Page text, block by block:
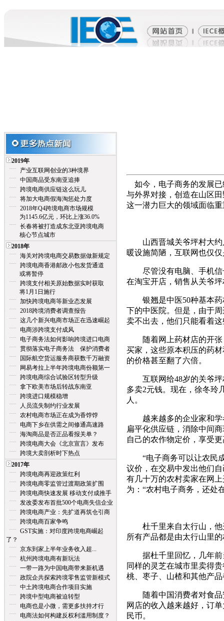
2019年
产业互联网创业的3种境界
中国商品受东南亚追捧
跨境电商供应链这么玩儿
将加大电商假海淘惩处力度
2018年Q4跨境电商市场规模
为1145.6亿元，环比上涨36.0%
长春将被打造成东北亚跨境电商
核心节点城市
2018年
海关对跨境电商交易数据做新规定
跨境电商香港邮政小包发货通道
或将暂停
跨境支付相关原始数据实时获取
将1月1日施行
加快跨境电商等新业态发展
2018跨境消费者调查报告
这几个新兴电商市场正在迅速崛起
电商涉跨境支付成风
电子商务法如何影响跨境进口电商
贯彻落实电子商务法 保护消费者
国际航空货运服务商获数千万融资
网易考拉上半年跨境电商份额第一
跨境电商综合试验区转型升级
拿下欧美市场后转战东南亚
跨境进口规模稳增
人员流失制约行业发展
农村电商市场正在成为香饽饽
电商下乡在供需之间修通高速路
海淘商品是否正品看报关单？
跨境电商大会《北京宣言》发布
跨境大卖剖析时下热点
2017年
跨境电商再迎政策红利
跨境电商零监管过渡期政策扩围
跨境电商快速发展 移动支付成推手
发改委发布首批500个电商失信企业
跨境电商产业：先扩道再筑仓引商
跨境电商百家争鸣
GST实施：对印度跨境电商崛起
了？
京东到家上半年业务收入超...
杭州跨境电商有新玩法
一带一路为中国电商带来新机遇
政院企共探索跨境零售监管新模式
中土跨境电商合作项目实施
跨境中型电商被迫转型
电商也是小微，需更多扶持才行
电商法如何构建反权利滥用制度？
如今，电子商务的发展已
与外界对接，创造在山区
这一潜力巨大的领域面临
山西晋城关爷坪村大约
暖设施简陋，互联网也仅
尽管没有电脑、手机信
在淘宝开店，销售从关爷
银翘是中医50种基本药
下的中医院。但是，由于
卖不出去，他们只能看着
随着网上药材店的开张
买家，这些原本积压的药
的价格甚至翻了六倍。
互联网给48岁的关爷坪
多卖2元钱。现在，徐冬玲
人。
越来越多的企业家和学
扁平化供应链，消除中间
自己的农作物定价，享受
“电子商务可以让农民成
议价，在交易中发出他们
有几十万的农村卖家在网
为：“农村电子商务，还处
杜千里来自太行山，他
所有产品都是由太行山里
据杜千里回忆，几年前
同样的灵芝在城市里卖得
桃、枣子、山楂和其他产
随着中国消费者对食品
网店的收入越来越好，订
民币。